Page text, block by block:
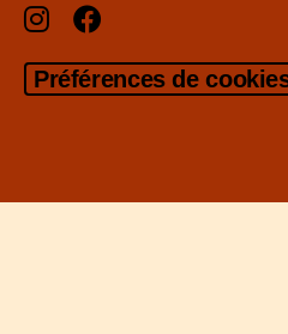
Préférences de